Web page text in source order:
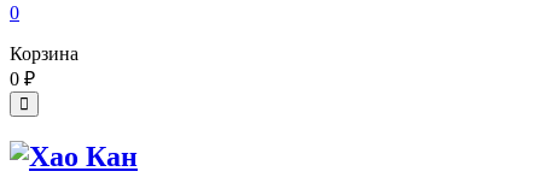
0
Корзина
0 ₽